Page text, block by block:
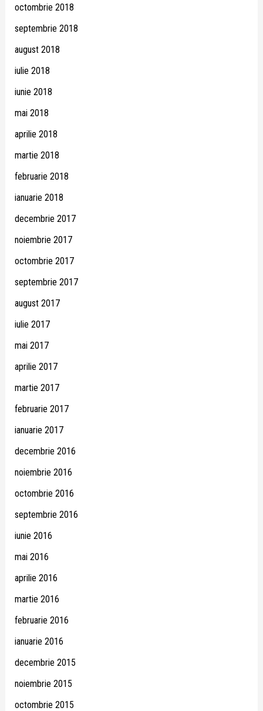
octombrie 2018
septembrie 2018
august 2018
iulie 2018
iunie 2018
mai 2018
aprilie 2018
martie 2018
februarie 2018
ianuarie 2018
decembrie 2017
noiembrie 2017
octombrie 2017
septembrie 2017
august 2017
iulie 2017
mai 2017
aprilie 2017
martie 2017
februarie 2017
ianuarie 2017
decembrie 2016
noiembrie 2016
octombrie 2016
septembrie 2016
iunie 2016
mai 2016
aprilie 2016
martie 2016
februarie 2016
ianuarie 2016
decembrie 2015
noiembrie 2015
octombrie 2015